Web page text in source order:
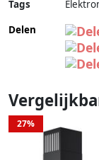
Tags
Delen
27%